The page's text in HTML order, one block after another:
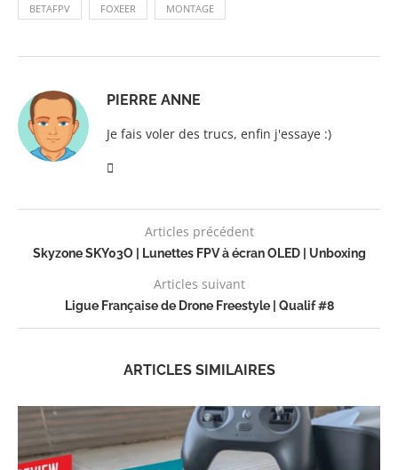
BETAFPV FOXEER MONTAGE
PIERRE ANNE
Je fais voler des trucs, enfin j'essaye :)
Articles précédent
Skyzone SKY03O | Lunettes FPV à écran OLED | Unboxing
Articles suivant
Ligue Française de Drone Freestyle | Qualif #8
ARTICLES SIMILAIRES